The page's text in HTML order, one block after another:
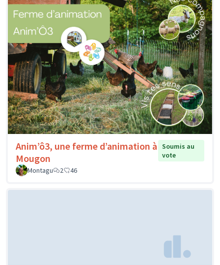
Anim’ô3, une ferme d’animation à
Mougon
Soumis au
vote
Montagu
2 46